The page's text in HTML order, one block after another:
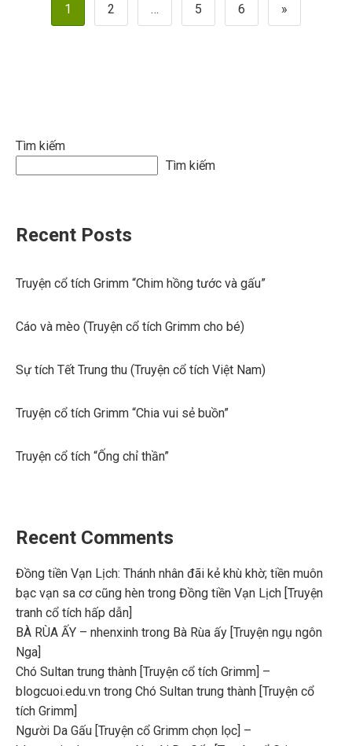
trang
1 2 … 5 6 »
Tìm kiếm
Tìm kiếm
Recent Posts
Truyện cổ tích Grimm “Chim hồng tước và gấu”
Cáo và mèo (Truyện cổ tích Grimm cho bé)
Sự tích Tết Trung thu (Truyện cổ tích Việt Nam)
Truyện cổ tích Grimm “Chia vui sẻ buồn”
Truyện cổ tích “Ống chỉ thần”
Recent Comments
Đồng tiền Vạn Lịch: Thánh nhân đãi kẻ khù khờ; tiền muôn
bạc vạn sa cơ cũng hèn trong Đồng tiền Vạn Lịch [Truyện
tranh cổ tích hấp dẫn]
BÀ RÙA ẤY – nhenxinh trong Bà Rùa ấy [Truyện ngụ ngôn
Nga]
Chó Sultan trung thành [Truyện cổ tích Grimm] –
blogcuoi.edu.vn trong Chó Sultan trung thành [Truyện cổ
tích Grimm]
Người Da Gấu [Truyện cổ Grimm chọn lọc] –